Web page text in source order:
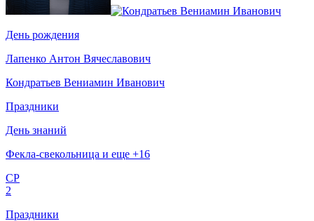
День рождения
Лапенко Антон Вячеславович
Кондратьев Вениамин Иванович
Праздники
День знаний
Фекла-свекольница и еще +16
СР
2
Праздники